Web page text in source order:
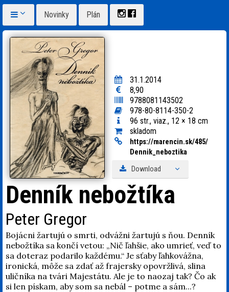
Novinky Plán
31.1.2014
8,90
9788081143502
978-80-8114-350-2
96 str., viaz., 12 × 18 cm
skladom
https://marencin.sk/485/
Dennik_neboztika
Download
Denník nebožtíka
Peter Gregor
Bojácni žartujú o smrti, odvážni žartujú s ňou. Denník
nebožtíka sa končí vetou: „Nič ľahšie, ako umrieť, veď to
sa doteraz podarilo každému.“ Je sťaby ľahkovážna,
ironická, môže sa zdať až frajersky opovržlivá, slina
uličníka na tvári Majestátu. Ale je to naozaj tak? Čo ak
si len pískam, aby som sa nebál – potme a sám...?